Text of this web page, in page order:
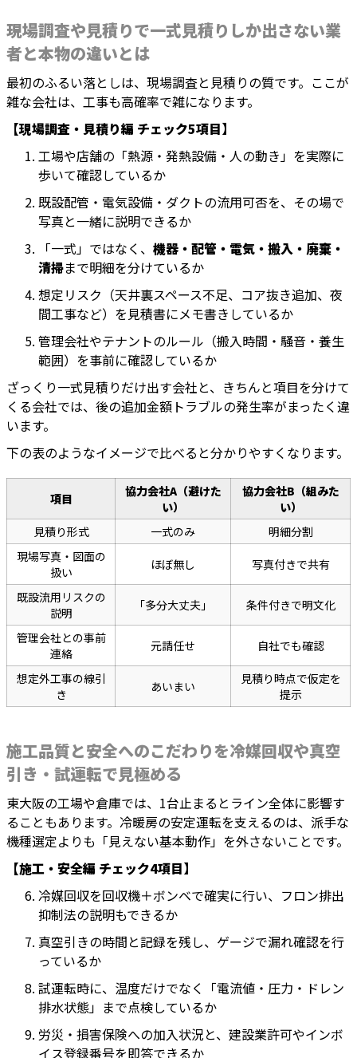
現場調査や見積りで一式見積りしか出さない業
者と本物の違いとは
最初のふるい落としは、現場調査と見積りの質です。ここが
雑な会社は、工事も高確率で雑になります。
【現場調査・見積り編 チェック5項目】
工場や店舗の「熱源・発熱設備・人の動き」を実際に
歩いて確認しているか
既設配管・電気設備・ダクトの流用可否を、その場で
写真と一緒に説明できるか
「一式」ではなく、 機器・配管・電気・搬入・廃棄・
清掃まで明細を分けているか
想定リスク（天井裏スペース不足、コア抜き追加、夜
間工事など）を見積書にメモ書きしているか
管理会社やテナントのルール（搬入時間・騒音・養生
範囲）を事前に確認しているか
ざっくり一式見積りだけ出す会社と、きちんと項目を分けて
くる会社では、後の追加金額トラブルの発生率がまったく違
います。
下の表のようなイメージで比べると分かりやすくなります。
項目
協力会社A（避けた
い）
協力会社B（組みた
い）
見積り形式
一式のみ
明細分割
現場写真・図面の
扱い
ほぼ無し 写真付きで共有
既設流用リスクの
説明
「多分大丈夫」 条件付きで明文化
管理会社との事前
連絡
元請任せ 自社でも確認
想定外工事の線引
き
あいまい
見積り時点で仮定を
提示
施工品質と安全へのこだわりを冷媒回収や真空
引き・試運転で見極める
東大阪の工場や倉庫では、1台止まるとライン全体に影響す
ることもあります。冷暖房の安定運転を支えるのは、派手な
機種選定よりも「見えない基本動作」を外さないことです。
【施工・安全編 チェック4項目】
冷媒回収を回収機＋ボンベで確実に行い、フロン排出
抑制法の説明もできるか
真空引きの時間と記録を残し、ゲージで漏れ確認を行
っているか
試運転時に、温度だけでなく「電流値・圧力・ドレン
排水状態」まで点検しているか
労災・損害保険への加入状況と、建設業許可やインボ
イス登録番号を即答できるか